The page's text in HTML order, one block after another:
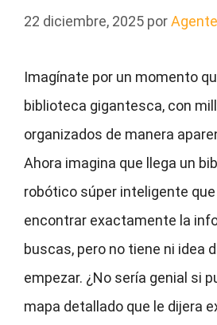
22 diciembre, 2025 por
Imagínate por un momento
biblioteca gigantesca, con
organizados de manera
Ahora imagina que llega un
robótico súper inteligente
encontrar exactamente la
buscas, pero no tiene ni idea
empezar. ¿No sería genial si
mapa detallado que le dijera